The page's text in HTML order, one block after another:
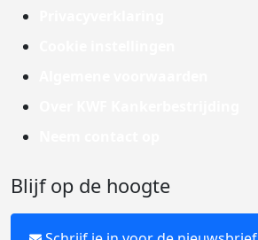
Blijf op de hoogte